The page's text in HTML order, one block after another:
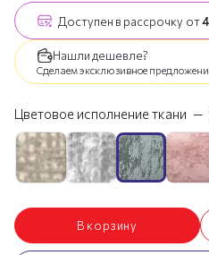
Доступен в рассрочку от
Нашли дешевле?
Сделаем эксклюзивное
Цветовое исполнение ткани —
В корзину